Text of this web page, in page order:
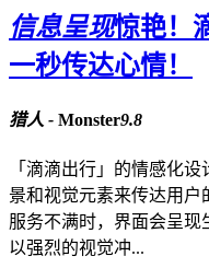
信息呈现惊艳！
一秒传达心情！
猎人 - Monster9.8
「滴滴出行」的情感化
景和视觉元素来传达用户
服务不满时，界面会呈现
以强烈的视觉冲...